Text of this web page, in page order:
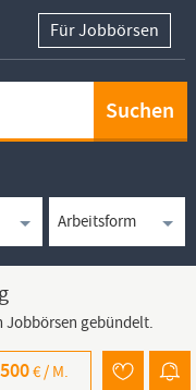
Für Jobbörsen
Jobbörsen gebündelt.
500€ / M.